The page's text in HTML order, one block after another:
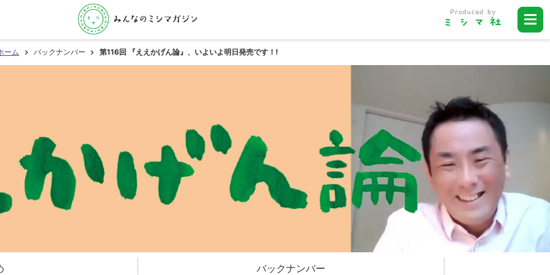
ーム バックナンバー 第116回 『ええかげん論』、いよいよ明日発売です！!
バックナンバー